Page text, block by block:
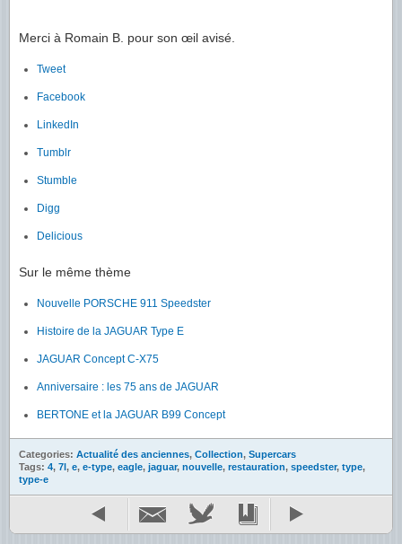
Merci à Romain B. pour son œil avisé.
Tweet
Facebook
LinkedIn
Tumblr
Stumble
Digg
Delicious
Sur le même thème
Nouvelle PORSCHE 911 Speedster
Histoire de la JAGUAR Type E
JAGUAR Concept C-X75
Anniversaire : les 75 ans de JAGUAR
BERTONE et la JAGUAR B99 Concept
Categories: Actualité des anciennes, Collection, Supercars
Tags: 4, 7l, e, e-type, eagle, jaguar, nouvelle, restauration, speedster, type,
type-e